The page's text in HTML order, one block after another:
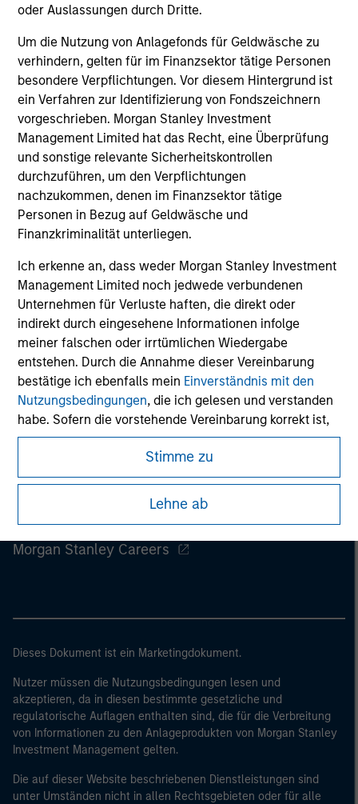
oder Auslassungen durch Dritte.
Um die Nutzung von Anlagefonds für Geldwäsche zu
verhindern, gelten für im Finanzsektor tätige Personen
besondere Verpflichtungen. Vor diesem Hintergrund ist
ein Verfahren zur Identifizierung von Fondszeichnern
vorgeschrieben. Morgan Stanley Investment
Management Limited hat das Recht, eine Überprüfung
und sonstige relevante Sicherheitskontrollen
durchzuführen, um den Verpflichtungen
nachzukommen, denen im Finanzsektor tätige
Personen in Bezug auf Geldwäsche und
Finanzkriminalität unterliegen.
Ich erkenne an, dass weder Morgan Stanley Investment
Management Limited noch jedwede verbundenen
Unternehmen für Verluste haften, die direkt oder
indirekt durch eingesehene Informationen infolge
meiner falschen oder irrtümlichen Wiedergabe
entstehen. Durch die Annahme dieser Vereinbarung
bestätige ich ebenfalls mein Einverständnis mit den
Nutzungsbedingungen, die ich gelesen und verstanden
habe. Sofern die vorstehende Vereinbarung korrekt ist,
klicken Sie bitte auf „Stimme zu“, um fortzufahren;
klicken Sie andernfalls auf „Lehne ab“, um zur Startseite
zurückzukehren.
Stimme zu
Lehne ab
May not represent all Team Members.
The information on this page is for informational
purposes only. The information contained herein does
not constitute and should not be construed as an
offering of advisory services or an offer to sell or a
solicitation of an offer to buy any securities in any
jurisdiction in which such offer or solicitation,
purchase or sale would be unlawful under the
securities, insurance or other laws of such jurisdiction.
All investing involves risks, including a loss of principal.
information on the strategy, including additional risk
considerations.
Morgan Stanley Careers
Dieses Dokument ist ein Marketingdokument.
Nutzer müssen die Nutzungsbedingungen lesen und
akzeptieren, da in diesen bestimmte gesetzliche und
regulatorische Auflagen enthalten sind, die für die Verbreitung
von Informationen zu den Anlageprodukten von Morgan Stanley
Investment Management gelten.
Die auf dieser Website beschriebenen Dienstleistungen sind
unter Umständen nicht in allen Rechtsgebieten oder für alle